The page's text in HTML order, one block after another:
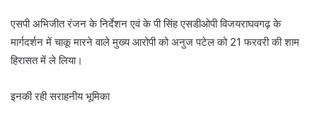
एसपी अभिजीत रंजन के निर्देशन एवं के पी सिंह एसडीओपी विजयराघवगढ़ के
मार्गदर्शन में चाकू मारने वाले मुख्य आरोपी को अनुज पटेल को 21 फरवरी की शाम
हिरासत में ले लिया।
इनकी रही सराहनीय भूमिका